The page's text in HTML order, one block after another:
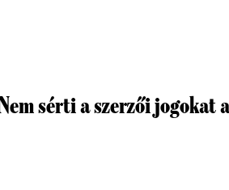
sérti a szerzői jogokat